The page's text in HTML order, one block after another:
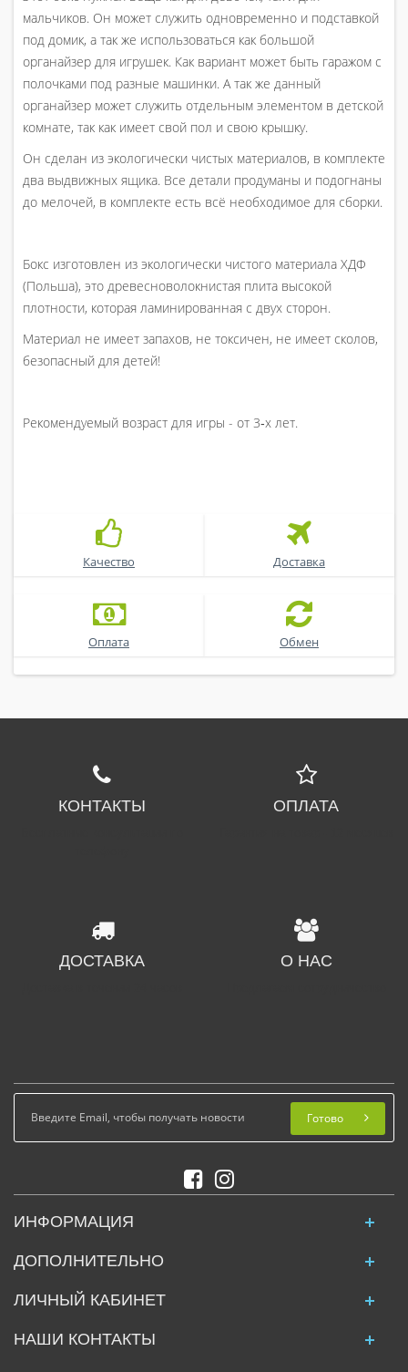
мальчиков. Он может служить одновременно и подставкой
под домик, а так же использоваться как большой
органайзер для игрушек. Как вариант может быть гаражом с
полочками под разные машинки. А так же данный
органайзер может служить отдельным элементом в детской
комнате, так как имеет свой пол и свою крышку.
Он сделан из экологически чистых материалов, в комплекте
два выдвижных ящика. Все детали продуманы и подогнаны
до мелочей, в комплекте есть всё необходимое для сборки.
Бокс изготовлен из экологически чистого материала ХДФ
(Польша), это древесноволокнистая плита высокой
плотности, которая ламинированная с двух сторон.
Материал не имеет запахов, не токсичен, не имеет сколов,
безопасный для детей!
Рекомендуемый возраст для игры - от 3‑х лет.
Качество Доставка
Оплата Обмен
КОНТАКТЫ ОПЛАТА
ДОСТАВКА О НАС
Готово
ИНФОРМАЦИЯ
ДОПОЛНИТЕЛЬНО
ЛИЧНЫЙ КАБИНЕТ
НАШИ КОНТАКТЫ